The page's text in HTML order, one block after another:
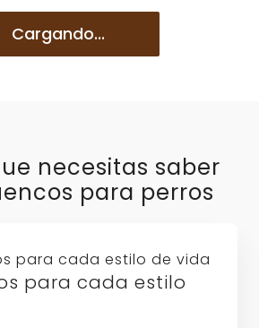
necesitas saber
para perros
para cada estilo
Cargando...